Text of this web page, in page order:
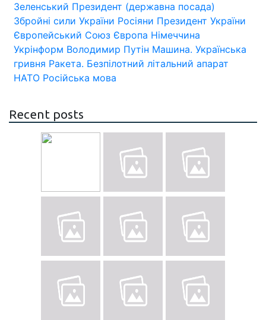
Зеленський Президент (державна посада)
Збройні сили України Росіяни Президент України
Європейський Союз Європа Німеччина
Укрінформ Володимир Путін Машина. Українська
гривня Ракета. Безпілотний літальний апарат
НАТО Російська мова
Recent posts